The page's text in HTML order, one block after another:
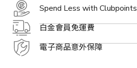
Spend Less with Clubpoints
白金會員免運費
電子商品意外保障